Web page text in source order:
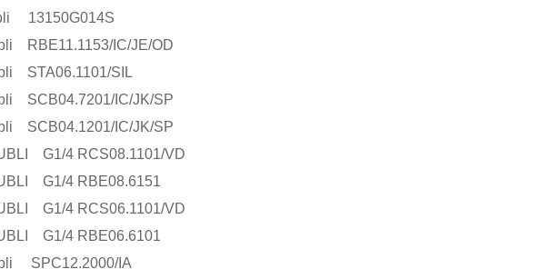
13150G014S
RBE11.1153/IC/JE/OD
STA06.1101/SIL
SCB04.7201/IC/JK/SP
SCB04.1201/IC/JK/SP
G1/4 RCS08.1101/VD
G1/4 RBE08.6151
G1/4 RCS06.1101/VD
G1/4 RBE06.6101
SPC12.2000/IA